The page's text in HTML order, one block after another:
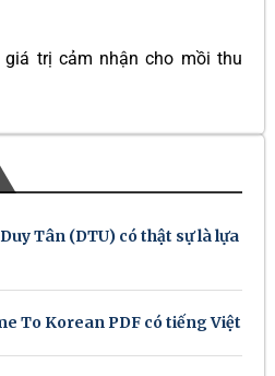
trị cảm nhận cho mồi thu
Tân (DTU) có thật sự là lựa
To Korean PDF có tiếng Việt